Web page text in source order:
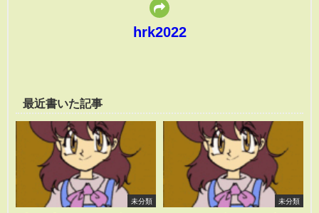
hrk2022
最近書いた記事
未分類 未分類